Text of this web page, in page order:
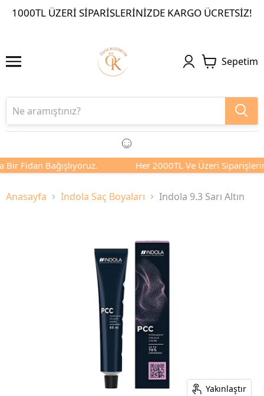
1000TL ÜZERI SIPARIŞLERINIZDE KARGO ÜCRETSIZ!
Sepetim
Fidan Bağışlıyoruz. Her 2000TL Ve Üzeri
Anasayfa Indola Saç Boyaları Indola 9.3 Sarı Altın
Yakınlaştır